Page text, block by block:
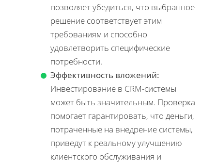
позволяет убедиться, что выбранное
решение соответствует этим
требованиям и способно
удовлетворить специфические
потребности.
Эффективность вложений:
Инвестирование в CRM-системы
может быть значительным. Проверка
помогает гарантировать, что деньги,
потраченные на внедрение системы,
приведут к реальному улучшению
клиентского обслуживания и